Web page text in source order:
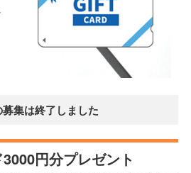
集は終了しました
円分プレゼント